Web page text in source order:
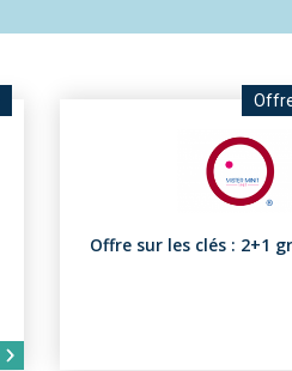
Offre sur les clés : 2+1